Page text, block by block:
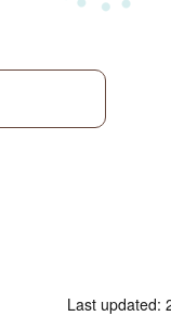
Last updated: